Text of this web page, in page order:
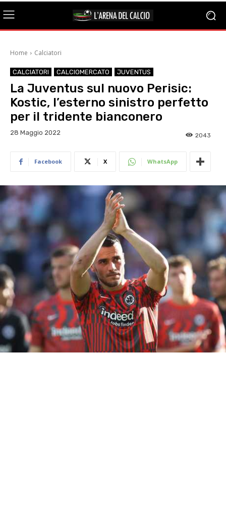
Home Calciatori
CALCIATORI CALCIOMERCATO JUVENTUS
La Juventus sul nuovo Perisic:
Kostic, l’esterno sinistro perfetto
per il tridente bianconero
28 Maggio 2022 2043
Facebook X WhatsApp